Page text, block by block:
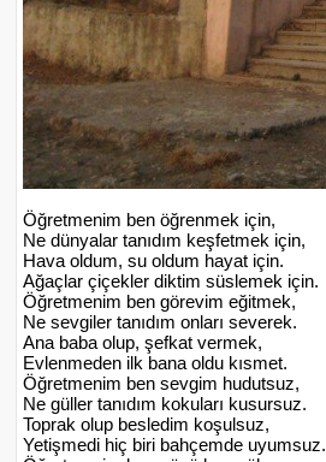
Öğretmenim ben öğrenmek için,
Ne dünyalar tanıdım keşfetmek için,
Hava oldum, su oldum hayat için.
Ağaçlar çiçekler diktim süslemek için.
Öğretmenim ben görevim eğitmek,
Ne sevgiler tanıdım onları severek.
Ana baba olup, şefkat vermek,
Evlenmeden ilk bana oldu kısmet.
Öğretmenim ben sevgim hudutsuz,
Ne güller tanıdım kokuları kusursuz.
Toprak olup besledim koşulsuz,
Yetişmedi hiç biri bahçemde uyumsuz.